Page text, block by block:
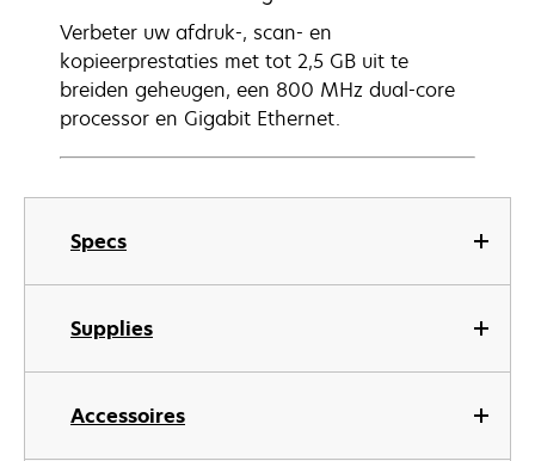
Specs
Supplies
Accessoires
Verbeter uw afdruk-, scan- en
kopieerprestaties met tot 2,5 GB uit te
breiden geheugen, een 800 MHz dual-core
processor en Gigabit Ethernet.